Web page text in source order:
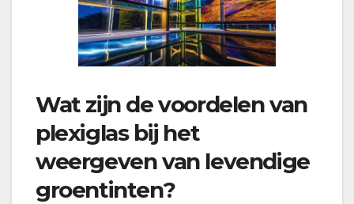
Wat zijn de voordelen van
plexiglas bij het
weergeven van levendige
groentinten?